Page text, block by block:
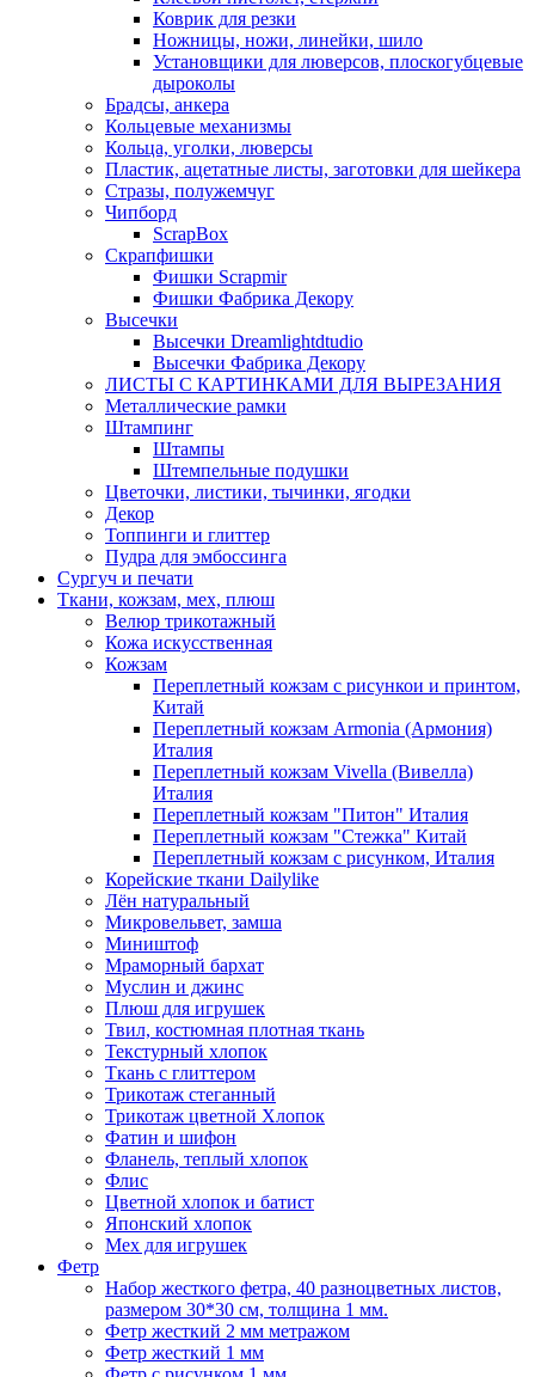
Коврик для резки
Ножницы, ножи, линейки, шило
Установщики для люверсов, плоскогубцевые
дыроколы
Брадсы, анкера
Кольцевые механизмы
Кольца, уголки, люверсы
Пластик, ацетатные листы, заготовки для шейкера
Стразы, полужемчуг
Чипборд
ScrapBox
Скрапфишки
Фишки Scrapmir
Фишки Фабрика Декору
Высечки
Высечки Dreamlightdtudio
Высечки Фабрика Декору
ЛИСТЫ С КАРТИНКАМИ ДЛЯ ВЫРЕЗАНИЯ
Металлические рамки
Штампинг
Штампы
Штемпельные подушки
Цветочки, листики, тычинки, ягодки
Декор
Топпинги и глиттер
Пудра для эмбоссинга
Сургуч и печати
Ткани, кожзам, мех, плюш
Велюр трикотажный
Кожа искусственная
Кожзам
Переплетный кожзам с рисункои и принтом,
Китай
Переплетный кожзам Armonia (Армония)
Италия
Переплетный кожзам Vivella (Вивелла)
Италия
Переплетный кожзам "Питон" Италия
Переплетный кожзам "Стежка" Китай
Переплетный кожзам с рисунком, Италия
Корейские ткани Dailylike
Лён натуральный
Микровельвет, замша
Миништоф
Мраморный бархат
Муслин и джинс
Плюш для игрушек
Твил, костюмная плотная ткань
Текстурный хлопок
Ткань с глиттером
Трикотаж стеганный
Трикотаж цветной Хлопок
Фатин и шифон
Фланель, теплый хлопок
Флис
Цветной хлопок и батист
Японский хлопок
Мех для игрушек
Фетр
Набор жесткого фетра, 40 разноцветных листов,
размером 30*30 см, толщина 1 мм.
Фетр жесткий 2 мм метражом
Фетр жесткий 1 мм